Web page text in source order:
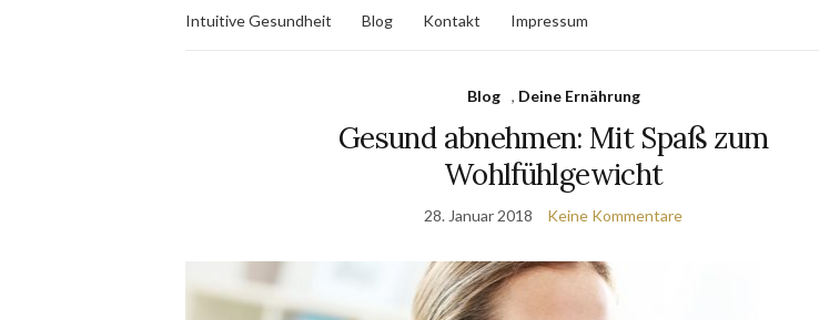
Intuitive Gesundheit Blog Kontakt Impressum
Blog , Deine Ernährung
Gesund abnehmen: Mit Spaß zum
Wohlfühlgewicht
28. Januar 2018 Keine Kommentare